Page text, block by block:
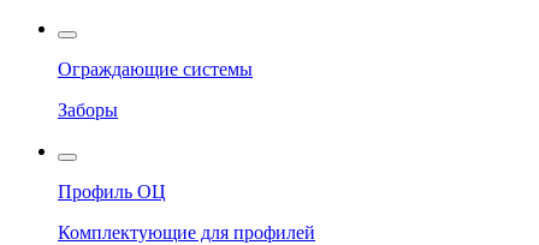
Ограждающие системы
Заборы
Профиль ОЦ
Комплектующие для профилей